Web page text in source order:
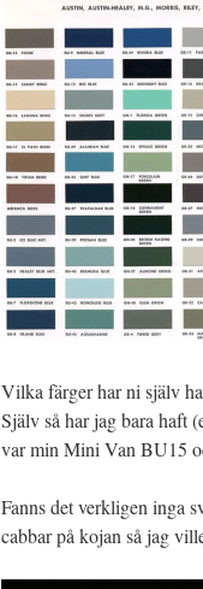
Vilka färger har ni själv
Själv så har jag bara haft
var min Mini Van BU15
Fanns det verkligen inga
cabbar på kojan så jag